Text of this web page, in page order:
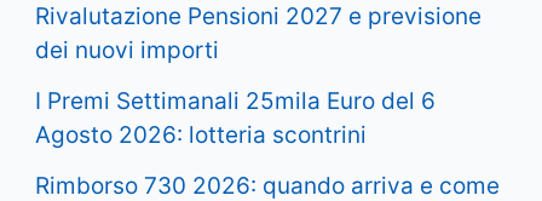
Rivalutazione Pensioni 2027 e previsione
dei nuovi importi
I Premi Settimanali 25mila Euro del 6
Agosto 2026: lotteria scontrini
Rimborso 730 2026: quando arriva e come